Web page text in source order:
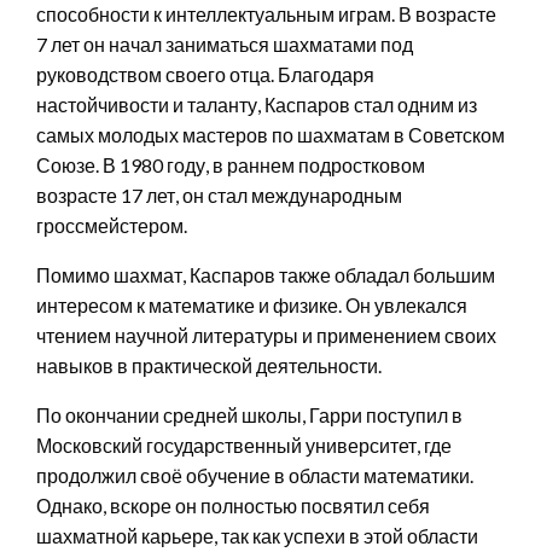
способности к интеллектуальным играм. В возрасте
7 лет он начал заниматься шахматами под
руководством своего отца. Благодаря
настойчивости и таланту, Каспаров стал одним из
самых молодых мастеров по шахматам в Советском
Союзе. В 1980 году, в раннем подростковом
возрасте 17 лет, он стал международным
гроссмейстером.
Помимо шахмат, Каспаров также обладал большим
интересом к математике и физике. Он увлекался
чтением научной литературы и применением своих
навыков в практической деятельности.
По окончании средней школы, Гарри поступил в
Московский государственный университет, где
продолжил своё обучение в области математики.
Однако, вскоре он полностью посвятил себя
шахматной карьере, так как успехи в этой области